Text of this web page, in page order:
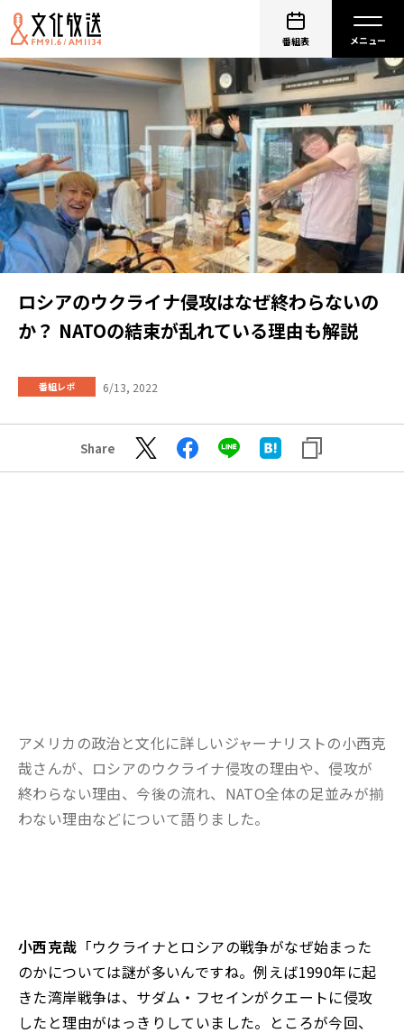
番組表
ロシアのウクライナ侵攻はなぜ終わらないの
か？ NATOの結束が乱れている理由も解説
番組レポ 6/13, 2022
Share
アメリカの政治と文化に詳しいジャーナリストの小西克
哉さんが、ロシアのウクライナ侵攻の理由や、侵攻が
終わらない理由、今後の流れ、NATO全体の足並みが揃
わない理由などについて語りました。
小西克哉 「ウクライナとロシアの戦争がなぜ始まった
のかについては謎が多いんですね。例えば1990年に起
きた湾岸戦争は、サダム・フセインがクエートに侵攻
したと理由がはっきりしていました。ところが今回、